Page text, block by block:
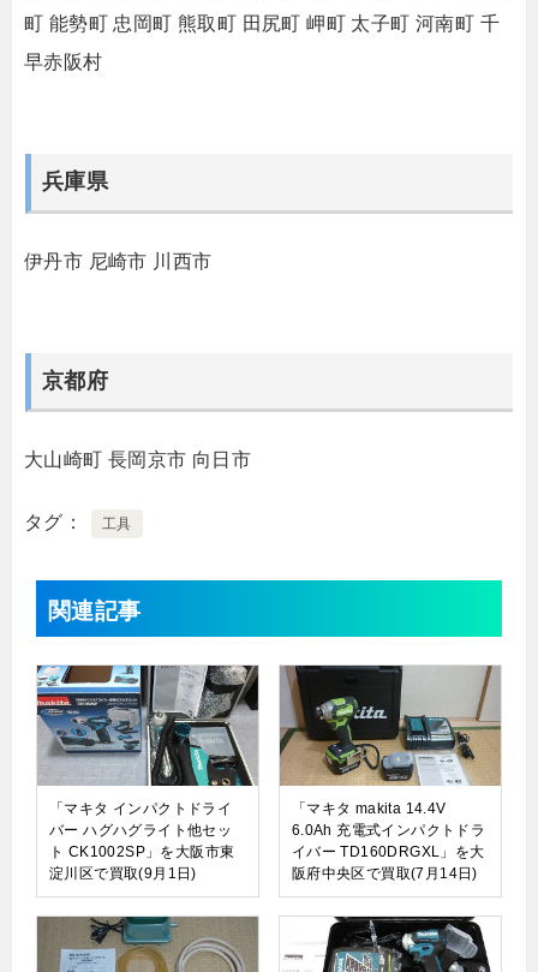
町 能勢町 忠岡町 熊取町 田尻町 岬町 太子町 河南町 千
早赤阪村
兵庫県
伊丹市 尼崎市 川西市
京都府
大山崎町 長岡京市 向日市
タグ 工具
関連記事
「マキタ インパクトドライ
バー ハグハグライト他セッ
ト CK1002SP」を大阪市東
淀川区で買取(9月1日)
「マキタ makita 14.4V
6.0Ah 充電式インパクトドラ
イバー TD160DRGXL」を大
阪府中央区で買取(7月14日)